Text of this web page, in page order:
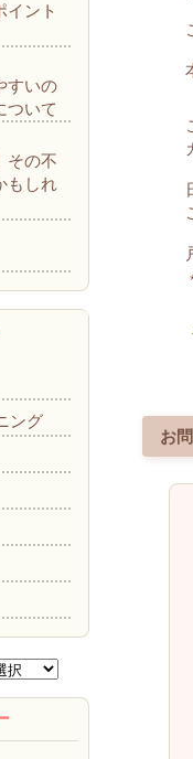
お
イント
すいの
ついて
その不
もしれ
ング